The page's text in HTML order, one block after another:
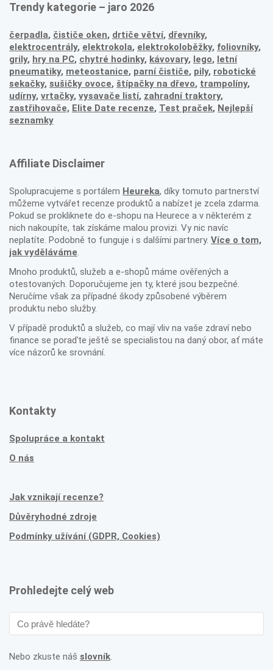
Trendy kategorie – jaro 2026
čerpadla, čističe oken, drtiče větví, dřevníky,
elektrocentrály, elektrokola, elektrokoloběžky, foliovníky,
grily, hry na PC, chytré hodinky, kávovary, lego, letní
pneumatiky, meteostanice, parní čističe, pily, robotické
sekačky, sušičky ovoce, štípačky na dřevo, trampolíny,
udírny, vrtačky, vysavače listí, zahradní traktory,
zastřihovače, Elite Date recenze, Test praček, Nejlepší
seznamky
Affiliate Disclaimer
Spolupracujeme s portálem Heureka, díky tomuto partnerství
můžeme vytvářet recenze produktů a nabízet je zcela zdarma.
Pokud se prokliknete do e-shopu na Heurece a v některém z
nich nakoupíte, tak získáme malou provizi. Vy nic navíc
neplatíte. Podobně to funguje i s dalšími partnery. Více o tom,
jak vyděláváme.
Mnoho produktů, služeb a e-shopů máme ověřených a
otestovaných. Doporučujeme jen ty, které jsou bezpečné.
Neručíme však za případné škody způsobené výběrem
produktu nebo služby.
V případě produktů a služeb, co mají vliv na vaše zdraví nebo
finance se poraďte ještě se specialistou na daný obor, ať máte
více názorů ke srovnání.
Kontakty
Spolupráce a kontakt
O nás
Jak vznikají recenze?
Důvěryhodné zdroje
Podmínky užívání (GDPR, Cookies)
Prohledejte celý web
Nebo zkuste náš slovník.